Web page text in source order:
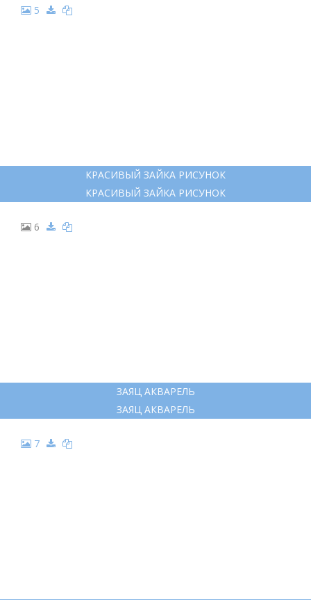
5
КРАСИВЫЙ ЗАЙКА РИСУНОК
КРАСИВЫЙ ЗАЙКА РИСУНОК
6
ЗАЯЦ АКВАРЕЛЬ
ЗАЯЦ АКВАРЕЛЬ
7